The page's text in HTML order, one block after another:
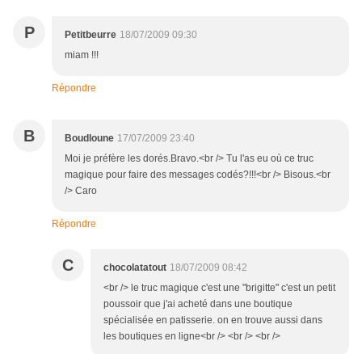
P Petitbeurre 18/07/2009 09:30
miam !!!
Répondre
B Boudloune 17/07/2009 23:40
Moi je préfère les dorés.Bravo.<br /> Tu l'as eu où ce truc
magique pour faire des messages codés?!!!<br /> Bisous.<br
/> Caro
Répondre
C chocolatatout 18/07/2009 08:42
<br /> le truc magique c'est une "brigitte" c'est un petit
poussoir que j'ai acheté dans une boutique
spécialisée en patisserie. on en trouve aussi dans
les boutiques en ligne<br /> <br /> <br />